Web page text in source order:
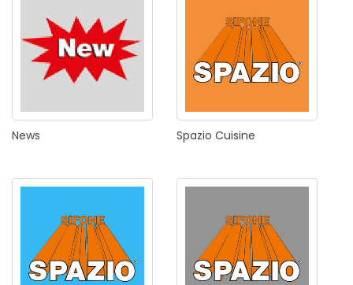
News Spazio Cuisine